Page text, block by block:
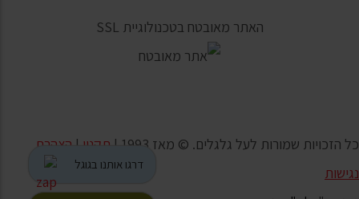
דרגו אותנו בגוגל
האתר מאובטח בטכנולוגיית SSL
כל הזכויות שמורות לעל גלגלים. © מאז 1993 | תקנון | הצהרת
נגישות